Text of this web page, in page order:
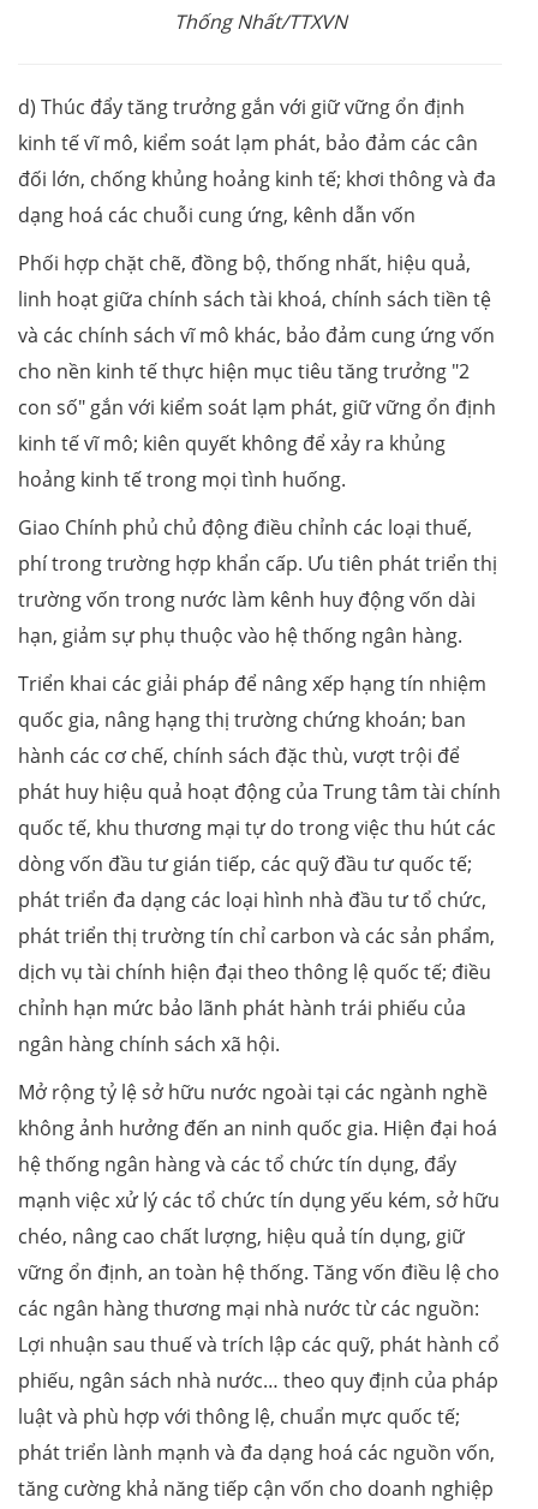
Thống Nhất/TTXVN
d) Thúc đẩy tăng trưởng gắn với giữ vững ổn định
kinh tế vĩ mô, kiểm soát lạm phát, bảo đảm các cân
đối lớn, chống khủng hoảng kinh tế; khơi thông và đa
dạng hoá các chuỗi cung ứng, kênh dẫn vốn
Phối hợp chặt chẽ, đồng bộ, thống nhất, hiệu quả,
linh hoạt giữa chính sách tài khoá, chính sách tiền tệ
và các chính sách vĩ mô khác, bảo đảm cung ứng vốn
cho nền kinh tế thực hiện mục tiêu tăng trưởng "2
con số" gắn với kiểm soát lạm phát, giữ vững ổn định
kinh tế vĩ mô; kiên quyết không để xảy ra khủng
hoảng kinh tế trong mọi tình huống.
Giao Chính phủ chủ động điều chỉnh các loại thuế,
phí trong trường hợp khẩn cấp. Ưu tiên phát triển thị
trường vốn trong nước làm kênh huy động vốn dài
hạn, giảm sự phụ thuộc vào hệ thống ngân hàng.
Triển khai các giải pháp để nâng xếp hạng tín nhiệm
quốc gia, nâng hạng thị trường chứng khoán; ban
hành các cơ chế, chính sách đặc thù, vượt trội để
phát huy hiệu quả hoạt động của Trung tâm tài chính
quốc tế, khu thương mại tự do trong việc thu hút các
dòng vốn đầu tư gián tiếp, các quỹ đầu tư quốc tế;
phát triển đa dạng các loại hình nhà đầu tư tổ chức,
phát triển thị trường tín chỉ carbon và các sản phẩm,
dịch vụ tài chính hiện đại theo thông lệ quốc tế; điều
chỉnh hạn mức bảo lãnh phát hành trái phiếu của
ngân hàng chính sách xã hội.
Mở rộng tỷ lệ sở hữu nước ngoài tại các ngành nghề
không ảnh hưởng đến an ninh quốc gia. Hiện đại hoá
hệ thống ngân hàng và các tổ chức tín dụng, đẩy
mạnh việc xử lý các tổ chức tín dụng yếu kém, sở hữu
chéo, nâng cao chất lượng, hiệu quả tín dụng, giữ
vững ổn định, an toàn hệ thống. Tăng vốn điều lệ cho
các ngân hàng thương mại nhà nước từ các nguồn:
Lợi nhuận sau thuế và trích lập các quỹ, phát hành cổ
phiếu, ngân sách nhà nước… theo quy định của pháp
luật và phù hợp với thông lệ, chuẩn mực quốc tế;
phát triển lành mạnh và đa dạng hoá các nguồn vốn,
tăng cường khả năng tiếp cận vốn cho doanh nghiệp